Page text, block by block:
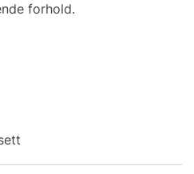
forhold.